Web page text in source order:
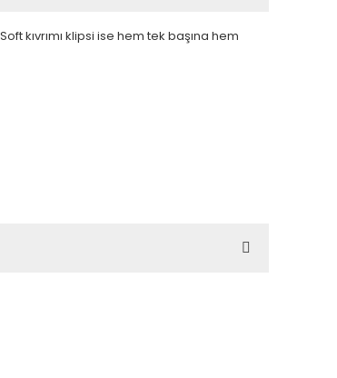
kıvrımı klipsi ise hem tek başına hem